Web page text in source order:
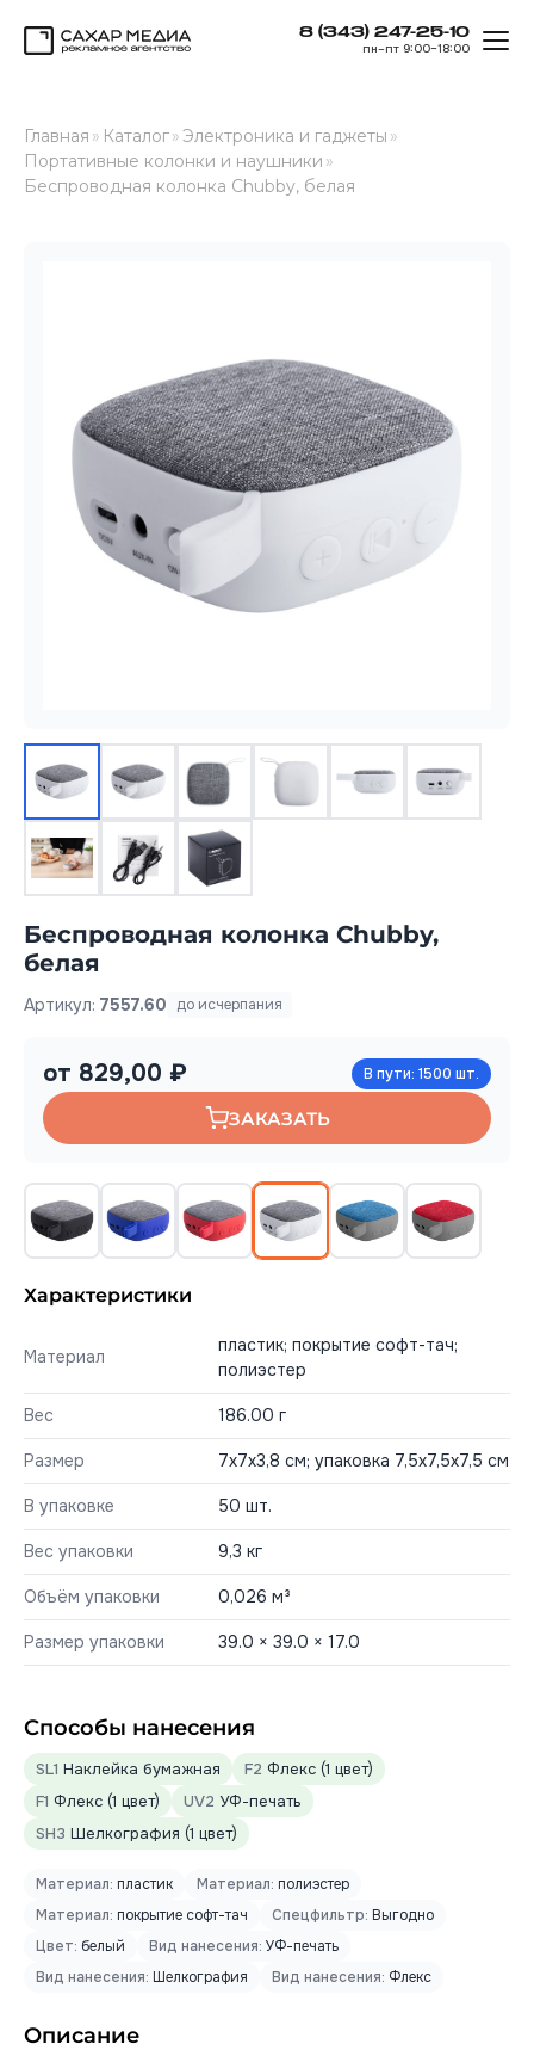
8 (343) 247-25-10
пн–пт 9:00–18:00
Главная » Каталог»Электроника и гаджеты »
Портативные колонки и наушники »
Беспроводная колонка Chubby, белая
Беспроводная колонка Chubby,
белая
Артикул: 7557.60 до исчерпания
от 829,00 ₽ В пути: 1500 шт.
ЗАКАЗАТЬ
Характеристики
Материал
пластик; покрытие софт-тач;
полиэстер
Вес 186.00 г
Размер 7х7х3,8 см; упаковка 7,5х7,5х7,5 см
В упаковке 50 шт.
Вес упаковки 9,3 кг
Объём упаковки 0,026 м³
Размер упаковки 39.0 × 39.0 × 17.0
Способы нанесения
SL1 Наклейка бумажная F2 Флекс (1 цвет)
F1 Флекс (1 цвет) UV2 УФ-печать
SH3 Шелкография (1 цвет)
Материал: пластик Материал: полиэстер
Материал: покрытие софт-тач Спецфильтр: Выгодно
Цвет: белый Вид нанесения: УФ-печать
Вид нанесения: Шелкография Вид нанесения: Флекс
Описание